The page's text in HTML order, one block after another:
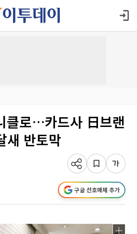
클로…카드사 日브랜
새 반토막
구글 선호매체 추가